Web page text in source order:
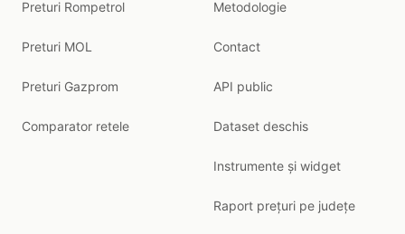
Preturi Rompetrol
Preturi MOL
Preturi Gazprom
Comparator retele
Metodologie
Contact
API public
Dataset deschis
Instrumente și widget
Raport prețuri pe județe